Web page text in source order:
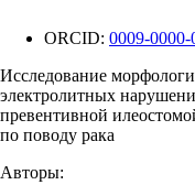
ORCID: 0009-
Исследование
электролитных
превентивной
по поводу рака
Авторы: